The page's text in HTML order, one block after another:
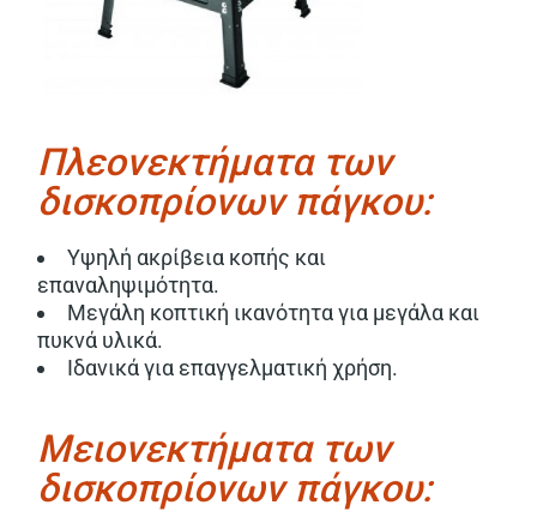
Πλεονεκτήματα των
δισκοπρίονων πάγκου:
Υψηλή ακρίβεια κοπής και
επαναληψιμότητα.
Μεγάλη κοπτική ικανότητα για μεγάλα και
πυκνά υλικά.
Ιδανικά για επαγγελματική χρήση.
Μειονεκτήματα των
δισκοπρίονων πάγκου: